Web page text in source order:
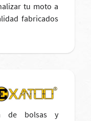
tu moto a
fabricados
de bolsas y